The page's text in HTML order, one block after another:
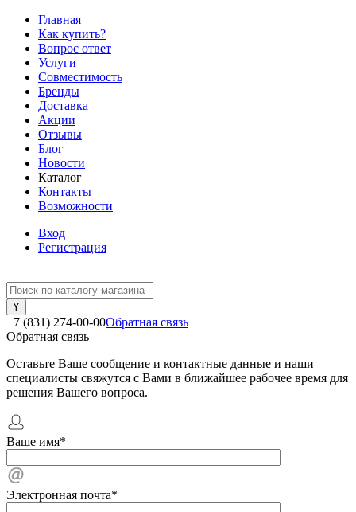
Главная
Как купить?
Вопрос ответ
Услуги
Совместимость
Бренды
Доставка
Акции
Отзывы
Блог
Новости
Каталог
Контакты
Возможности
Вход
Регистрация
+7 (831) 274-00-00Обратная связь
Обратная связь
Оставьте Ваше сообщение и контактные данные и наши
специалисты свяжутся с Вами в ближайшее рабочее время для
решения Вашего вопроса.
Ваше имя*
Электронная почта*